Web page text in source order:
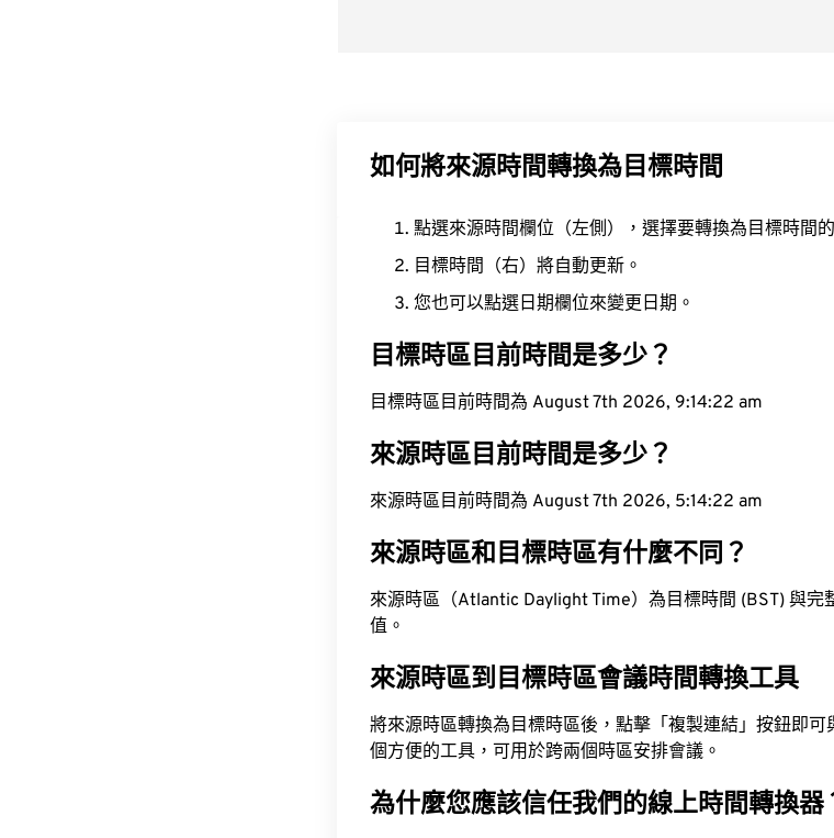
如何將來源時間轉換為目標時間
點選來源時間欄位（左側），選擇要轉換為目標時間
目標時間（右）將自動更新。
您也可以點選日期欄位來變更日期。
目標時區目前時間是多少？
目標時區目前時間為 August 7th 2026, 9:14:23 am
來源時區目前時間是多少？
來源時區目前時間為 August 7th 2026, 5:14:23 am
來源時區和目標時區有什麼不同？
來源時區（Atlantic Daylight Time）為目標時間 (BST) 與
值。
來源時區到目標時區會議時間轉換工具
將來源時區轉換為目標時區後，點擊「複製連結」按鈕即
個方便的工具，可用於跨兩個時區安排會議。
為什麼您應該信任我們的線上時間轉換器